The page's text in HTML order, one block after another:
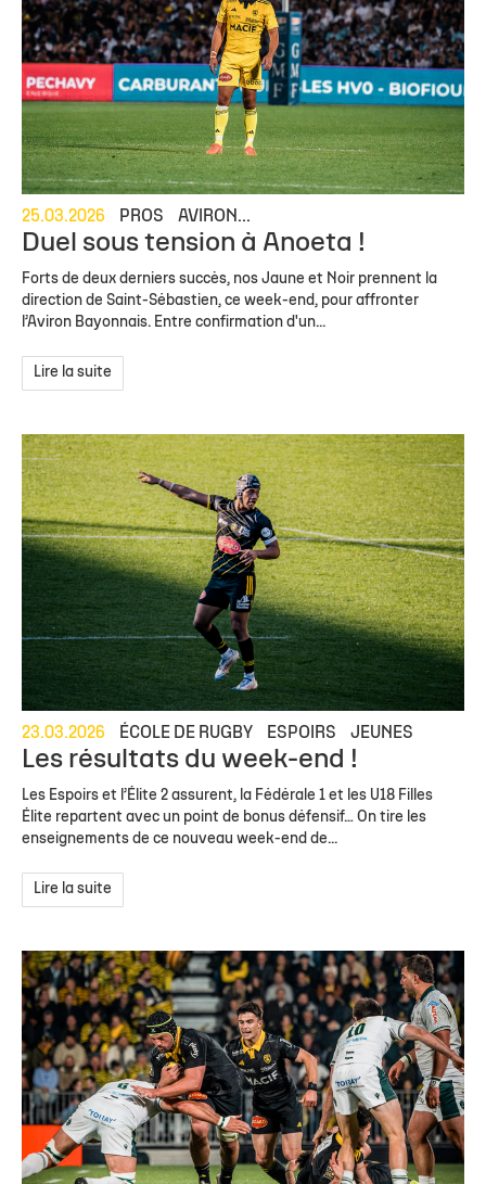
25.03.2026 PROS AVIRON...
Duel sous tension à Anoeta !
Forts de deux derniers succès, nos Jaune et Noir prennent la
direction de Saint-Sébastien, ce week-end, pour affronter
l’Aviron Bayonnais. Entre confirmation d'un...
Lire la suite
23.03.2026 ÉCOLE DE RUGBY ESPOIRS JEUNES
Les résultats du week-end !
Les Espoirs et l’Élite 2 assurent, la Fédérale 1 et les U18 Filles
Élite repartent avec un point de bonus défensif… On tire les
enseignements de ce nouveau week-end de...
Lire la suite